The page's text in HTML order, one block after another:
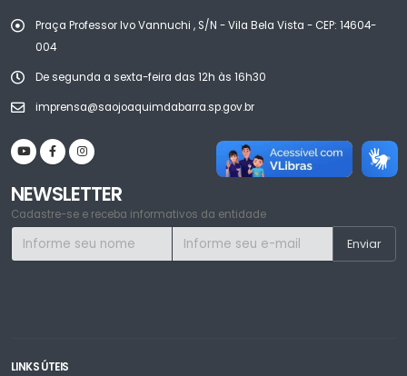
Praça Professor Ivo Vannuchi , S/N - Vila Bela Vista - CEP: 14604-
004
De segunda a sexta-feira das 12h às 16h30
imprensa@saojoaquimdabarra.sp.gov.br
NEWSLETTER
Cadastre-se e receba informativos da entidade
LINKS ÚTEIS